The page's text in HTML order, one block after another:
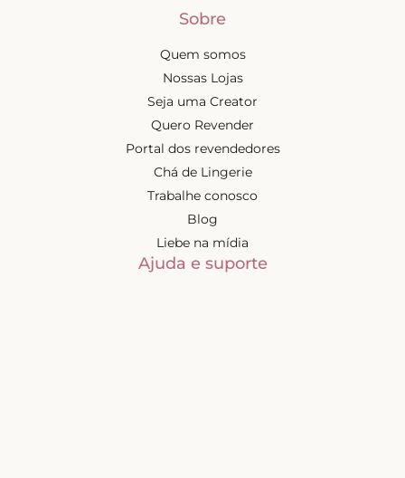
Sobre
Quem somos
Nossas Lojas
Seja uma Creator
Quero Revender
Portal dos revendedores
Chá de Lingerie
Trabalhe conosco
Blog
Liebe na mídia
Ajuda e suporte